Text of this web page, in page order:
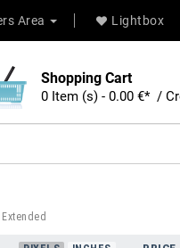
Area Lightbox
Shopping Cart
0 Item (s) -